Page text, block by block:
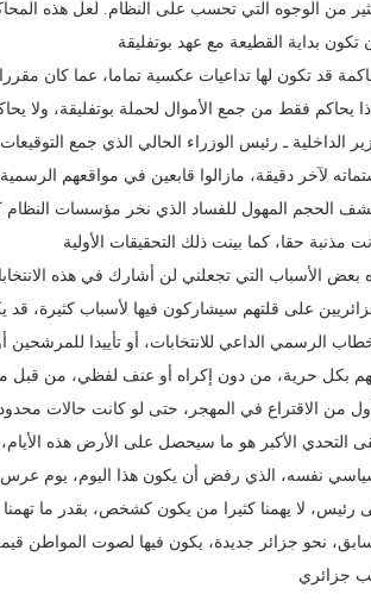
من الوجوه التي تحسب على النظام. لعل هذه
قد تكون لها تداعيات عكسية تماما، عما كان
يحاكم فقط من جمع الأموال لحملة بوتفليقة، ولا
الداخلية ـ رئيس الوزراء الحالي الذي جمع
لآخر دقيقة، مازالوا قابعين في مواقعهم
الحجم المهول للفساد الذي نخر مؤسسات النظام
بعض الأسباب التي تجعلني لن أشارك في هذه
على قلتهم سيشاركون فيها لأسباب كثيرة، قد
الرسمي الداعي للانتخابات، أو تأييدا
بكل حرية، من دون إكراه أو عنف لفظي، من قبل
التحدي الأكبر هو ما سيحصل على الأرض هذه
نفسه، الذي رفض أن يكون هذا اليوم، يوم عرس
رئيس، لا يهمنا كثيرا من يكون كشخص، بقدر ما تهمنا
جزائري